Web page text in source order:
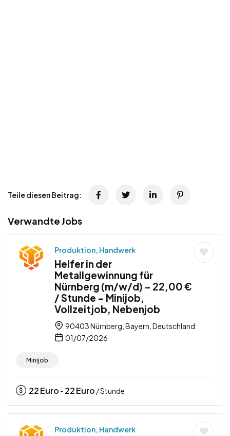
Teile diesen Beitrag:
Verwandte Jobs
Produktion, Handwerk
Helfer in der
Metallgewinnung für
Nürnberg (m/w/d) – 22,00 €
/ Stunde – Minijob,
Vollzeitjob, Nebenjob
90403 Nürnberg, Bayern, Deutschland
01/07/2026
Minijob
22Euro - 22Euro / Stunde
Produktion, Handwerk